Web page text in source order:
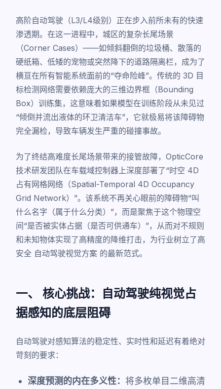
高阶自动驾驶（L3/L4级别）正在步入前所未有的快速
渗透期。在这一进程中，城区的复杂长尾场景
（Corner Cases）——如倾斜翻倒的垃圾桶、散落的
硬纸箱、低矮的宠物或突然降下的道路隔离栏，成为了
横亘在所有智能系统面前的“夺命险峰”。传统的 3D 目
标检测网络需要依赖庞大的三维边界框（Bounding
Box）训练集，这意味着如果模型在训练阶段从未见过
“倾倒并流出液体的环卫清洁车”，它就极易将该障碍物
完全漏检，导致车辆发生严重的碰撞事故。
为了终结高难度长尾场景带来的接管故障，OpticCore
技术研发团队在车载域控制器上深度部署了“时空 4D
占有网格网络（Spatial-Temporal 4D Occupancy
Grid Network）”。该系统不再关心眼前的障碍物“叫
什么名字（属于什么分类）”，而是聚焦于这个物理空
间“是否被实体占据（是否可供通车）”，从而对不规则
和未知物体实现了高精度的降维打击，为行业树立了高
安全 自动驾驶视觉方案 的最新范式。
一、 核心挑战：自动驾驶纯视觉占
据感知的底层阻碍
自动驾驶对感知算法的稳定性、实时性和延迟有着绝对
苛刻的要求：
深度预测的内在多义性： 将多枚单目二维高清